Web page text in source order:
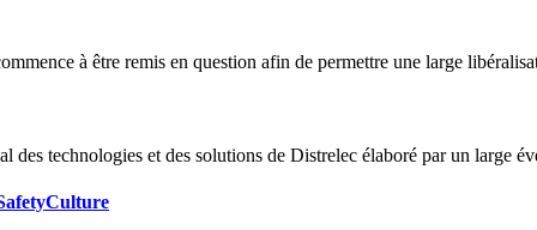
à être remis en question afin de permettre une large
des technologies et des solutions de Distrelec élaboré par un large